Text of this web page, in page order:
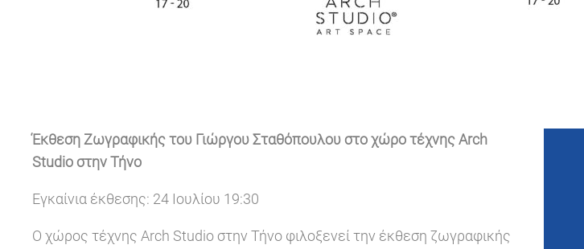
Έκθεση Ζωγραφικής του Γιώργου Σταθόπουλου στο χώρο τέχνης Arch
Studio στην Τήνο
Εγκαίνια έκθεσης: 24 Ιουλίου 19:30
Ο χώρος τέχνης Arch Studio στην Τήνο φιλοξενεί την έκθεση ζωγραφικής